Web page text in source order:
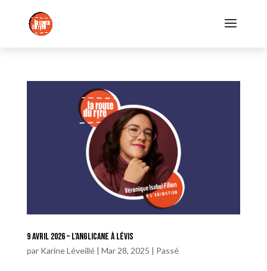
9 avril 2026 – L’Anglicane à Lévis
par Karine Léveillé| Mar 28, 2025 | Passé